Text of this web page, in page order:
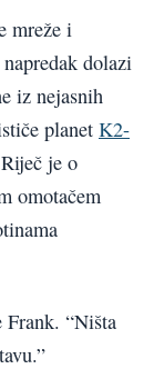
mreže i
dolazi
iz nejasnih
planet K2-
je o
omotačem
Frank. “Ništa